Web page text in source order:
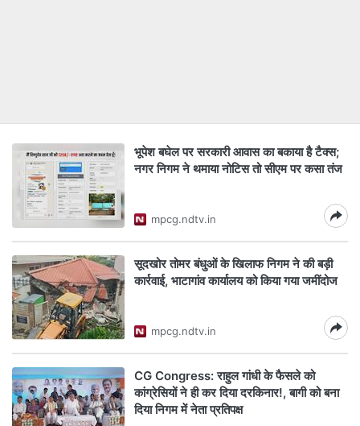
भूपेश बघेल पर सरकारी आवास का बकाया है टैक्स;
नगर निगम ने थमाया नोटिस तो सीएम पर कसा तंज
mpcg.ndtv.in
सूदखोर तोमर बंधुओं के खिलाफ निगम ने की बड़ी
कार्रवाई, भाटागांव कार्यालय को किया गया जमींदोज
mpcg.ndtv.in
CG Congress: राहुल गांधी के फैसले को
कांग्रेसियों ने ही कर दिया दरकिनार!, बागी को बना
दिया निगम में नेता प्रतिपक्ष